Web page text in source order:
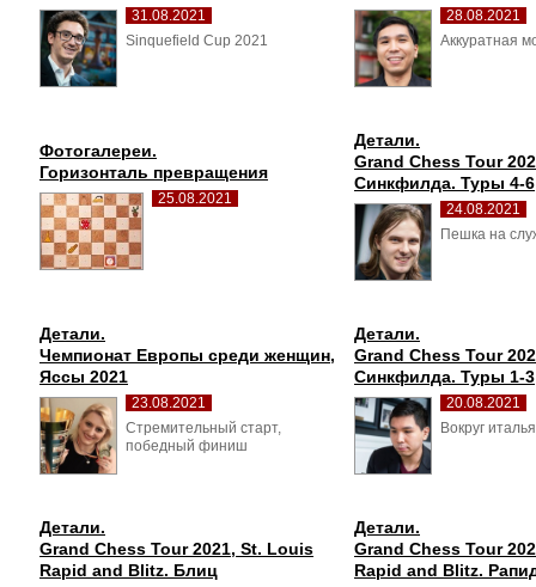
31.08.2021
Sinquefield Cup 2021
28.08.2021
Аккуратная
Фотогалереи.
Горизонталь превращения
25.08.2021
Детали.
Grand Chess Tour
Синкфилда. Туры 4-6
24.08.2021
Пешка на
Детали.
Чемпионат Европы среди женщин,
Яссы 2021
23.08.2021
Стремительный старт,
победный финиш
Детали.
Grand Chess Tour
Синкфилда. Туры 1-3
20.08.2021
Вокруг
Детали.
Grand Chess Tour 2021, St. Louis
Rapid and Blitz. Блиц
Детали.
Grand Chess Tour
Rapid and Blitz.